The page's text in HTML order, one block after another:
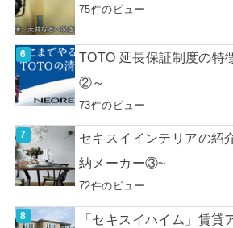
75件のビュー
TOTO 延長保証制度の
②～
73件のビュー
セキスイインテリアの紹
納メーカー③~
72件のビュー
「セキスイハイム」賃貸